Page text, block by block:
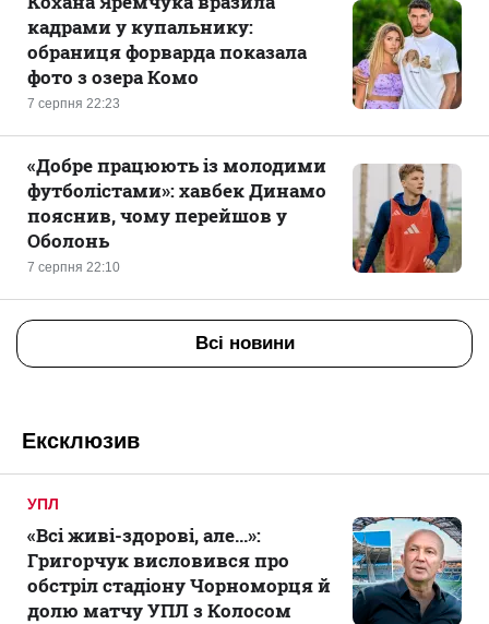
7 серпня 22:23
кадрами у купальнику:
обраниця форварда показала
фото з озера Комо
7 серпня 22:10
«Добре працюють із молодими
футболістами»: хавбек Динамо
пояснив, чому перейшов у
Оболонь
Всі новини
Ексклюзив
УПЛ
«Всі живі-здорові, але...»:
Григорчук висловився про
обстріл стадіону Чорноморця й
долю матчу УПЛ з Колосом